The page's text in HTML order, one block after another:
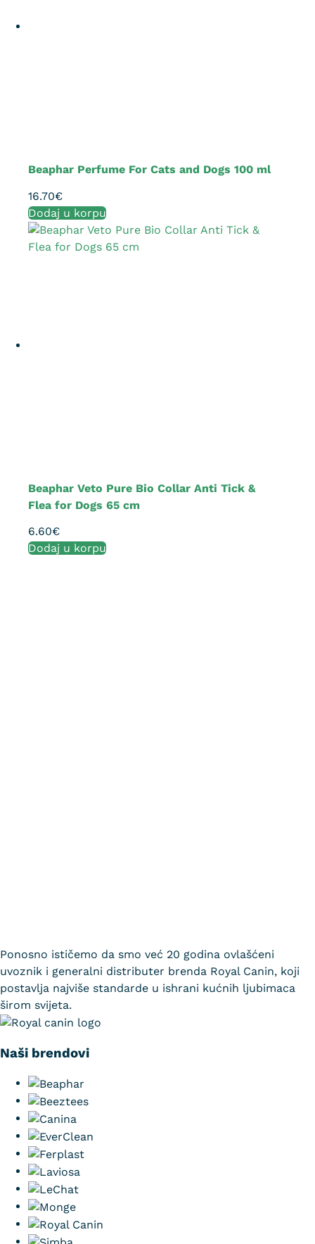
Beaphar Perfume For Cats and Dogs 100 ml
16.70€
Dodaj u korpu
Beaphar Veto Pure Bio Collar Anti Tick &
Flea for Dogs 65 cm
6.60€
Dodaj u korpu
Ponosno ističemo da smo već 20 godina ovlašćeni
uvoznik i generalni distributer brenda Royal Canin, koji
postavlja najviše standarde u ishrani kućnih ljubimaca
širom svijeta.
Naši brendovi